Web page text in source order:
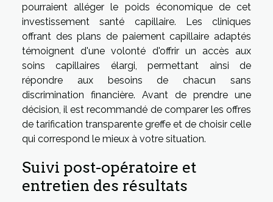
pourraient alléger le poids économique de cet
investissement santé capillaire. Les cliniques
offrant des plans de paiement capillaire adaptés
témoignent d'une volonté d'offrir un accès aux
soins capillaires élargi, permettant ainsi de
répondre aux besoins de chacun sans
discrimination financière. Avant de prendre une
décision, il est recommandé de comparer les offres
de tarification transparente greffe et de choisir celle
qui correspond le mieux à votre situation.
Suivi post-opératoire et
entretien des résultats